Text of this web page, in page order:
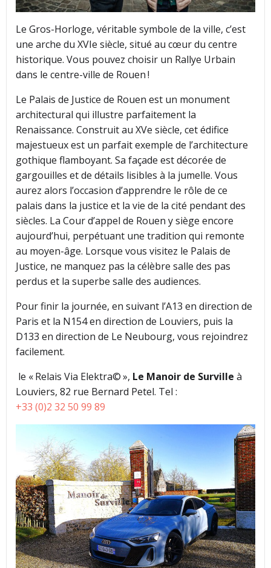
Le Gros-Horloge, véritable symbole de la ville, c’est
une arche du XVIe siècle, situé au cœur du centre
historique. Vous pouvez choisir un Rallye Urbain
dans le centre-ville de Rouen !
Le Palais de Justice de Rouen est un monument
architectural qui illustre parfaitement la
Renaissance. Construit au XVe siècle, cet édifice
majestueux est un parfait exemple de l’architecture
gothique flamboyant. Sa façade est décorée de
gargouilles et de détails lisibles à la jumelle. Vous
aurez alors l’occasion d’apprendre le rôle de ce
palais dans la justice et la vie de la cité pendant des
siècles. La Cour d’appel de Rouen y siège encore
aujourd’hui, perpétuant une tradition qui remonte
au moyen-âge. Lorsque vous visitez le Palais de
Justice, ne manquez pas la célèbre salle des pas
perdus et la superbe salle des audiences.
Pour finir la journée, en suivant l’A13 en direction de
Paris et la N154 en direction de Louviers, puis la
D133 en direction de Le Neubourg, vous rejoindrez
facilement.
le « Relais Via Elektra© », Le Manoir de Surville à
Louviers, 82 rue Bernard Petel. Tel :
+33 (0)2 32 50 99 89